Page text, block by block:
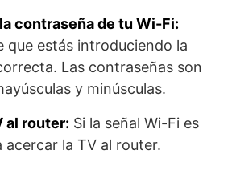
contraseña de tu Wi-Fi:
que estás introduciendo la
Las contraseñas son
y minúsculas.
al router: Si la señal Wi-Fi es
acercar la TV al router.